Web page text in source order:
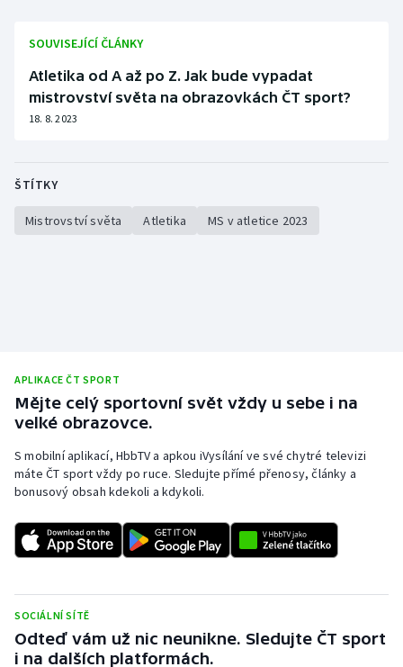
SOUVISEJÍCÍ ČLÁNKY
Atletika od A až po Z. Jak bude vypadat
mistrovství světa na obrazovkách ČT sport?
18. 8. 2023
ŠTÍTKY
Mistrovství světa Atletika MS v atletice 2023
APLIKACE ČT SPORT
Mějte celý sportovní svět vždy u sebe i na
velké obrazovce.
S mobilní aplikací, HbbTV a apkou iVysílání ve své chytré televizi
máte ČT sport vždy po ruce. Sledujte přímé přenosy, články a
bonusový obsah kdekoli a kdykoli.
SOCIÁLNÍ SÍTĚ
Odteď vám už nic neunikne. Sledujte ČT sport
i na dalších platformách.